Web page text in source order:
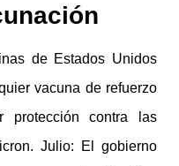
de Estados Unidos
vacuna de refuerzo
protección contra las
Julio: El gobierno